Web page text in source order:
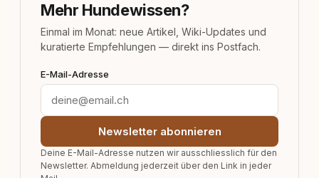
Mehr Hundewissen?
Einmal im Monat: neue Artikel, Wiki-Updates und
kuratierte Empfehlungen — direkt ins Postfach.
E-Mail-Adresse
Newsletter abonnieren
Deine E-Mail-Adresse nutzen wir ausschliesslich für den
Newsletter. Abmeldung jederzeit über den Link in jeder